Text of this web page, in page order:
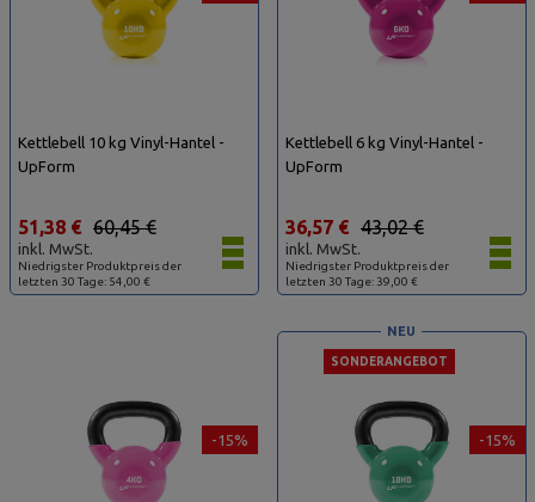
Kettlebell 10 kg Vinyl-Hantel -
UpForm
Niedrigster Produktpreis der
letzten 30 Tage: 54,00 €
60,45 €
51,38 €
inkl. MwSt.
Kettlebell 6 kg Vinyl-Hantel -
UpForm
Niedrigster Produktpreis der
letzten 30 Tage: 39,00 €
43,02 €
36,57 €
inkl. MwSt.
-15% -15%
SONDERANGEBOT
NEU